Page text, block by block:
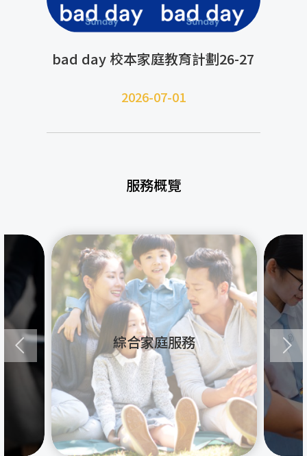
bad day 校本家庭教育計劃26-27
2026-07-01
服務概覽
綜合家庭服務